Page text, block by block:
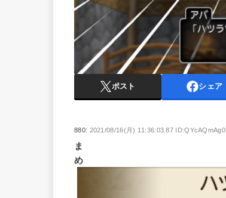
ポスト シェア
880: 2021/08/16(月) 11:36:03.87 ID:QYcAQmAg0
ま
め